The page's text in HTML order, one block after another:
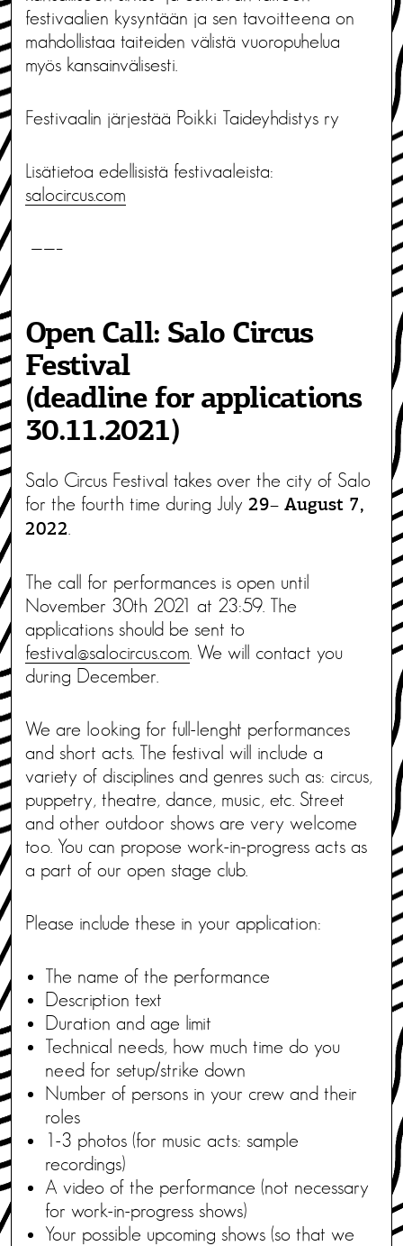
festivaalien kysyntään ja sen tavoitteena on
mahdollistaa taiteiden välistä vuoropuhelua
myös kansainvälisesti.
Festivaalin järjestää Poikki Taideyhdistys ry
Lisätietoa edellisistä festivaaleista:
salocircus.com
——–
Open Call: Salo Circus
Festival
(deadline for applications
30.11.2021)
Salo Circus Festival takes over the city of Salo
for the fourth time during July 29– August 7,
2022
The call for performances is open until
November 30th 2021 at 23:59. The
applications should be sent to
festival@salocircus.com . We will contact you
during December.
We are looking for full-lenght performances
and short acts. The festival will include a
variety of disciplines and genres such as: circus,
puppetry, theatre, dance, music, etc. Street
and other outdoor shows are very welcome
too. You can propose work-in-progress acts as
a part of our open stage club.
Please include these in your application:
The name of the performance
Description text
Duration and age limit
Technical needs, how much time do you
need for setup/strike down
Number of persons in your crew and their
roles
1-3 photos (for music acts: sample
recordings)
A video of the performance (not necessary
for work-in-progress shows)
Your possible upcoming shows (so that we